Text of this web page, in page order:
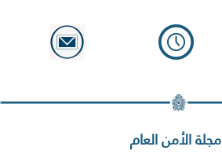
مجلة الأمن العام